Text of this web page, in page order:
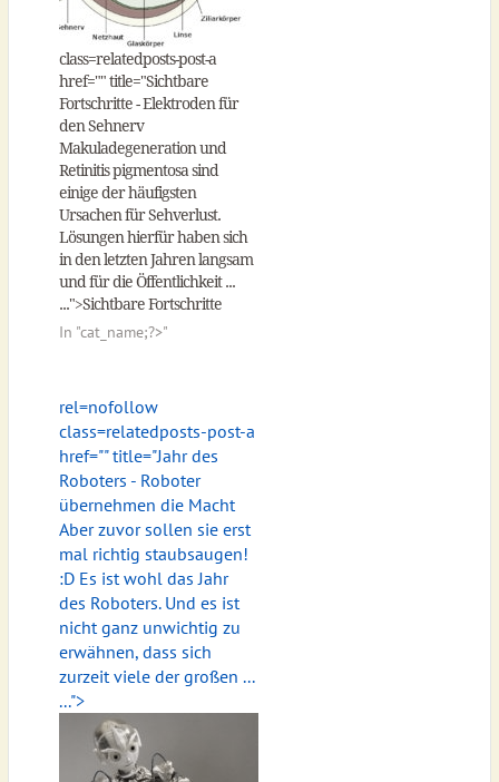
class=relatedposts-post-a
href="" title="Sichtbare
Fortschritte - Elektroden für
den Sehnerv
Makuladegeneration und
Retinitis pigmentosa sind
einige der häufigsten
Ursachen für Sehverlust.
Lösungen hierfür haben sich
in den letzten Jahren langsam
und für die Öffentlichkeit ...
...">Sichtbare Fortschritte
In "cat_name;?>"
rel=nofollow
class=relatedposts-post-a
href="" title="Jahr des
Roboters - Roboter
übernehmen die Macht
Aber zuvor sollen sie erst
mal richtig staubsaugen!
:D Es ist wohl das Jahr
des Roboters. Und es ist
nicht ganz unwichtig zu
erwähnen, dass sich
zurzeit viele der großen ...
...">